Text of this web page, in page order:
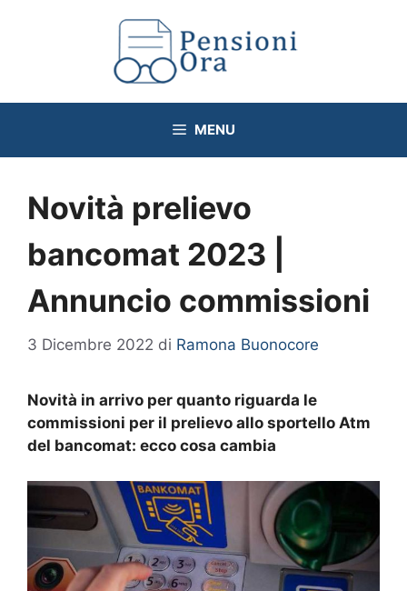
MENU
Novità prelievo
bancomat 2023 |
Annuncio commissioni
3 Dicembre 2022 di Ramona Buonocore
Novità in arrivo per quanto riguarda le
commissioni per il prelievo allo sportello Atm
del bancomat: ecco cosa cambia